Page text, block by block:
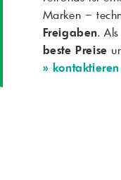
Marken –
Freigaben.
beste Preise
»